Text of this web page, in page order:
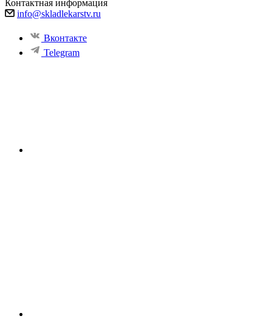
Контактная информация
info@skladlekarstv.ru
Вконтакте
Telegram